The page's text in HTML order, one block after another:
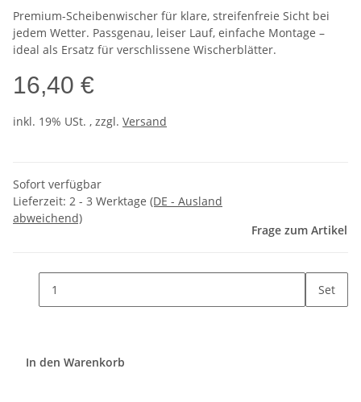
Premium-Scheibenwischer für klare, streifenfreie Sicht bei
jedem Wetter. Passgenau, leiser Lauf, einfache Montage –
ideal als Ersatz für verschlissene Wischerblätter.
16,40 €
inkl. 19% USt. , zzgl. Versand
Sofort verfügbar
Lieferzeit: 2 - 3 Werktage (DE - Ausland
abweichend)
Frage zum Artikel
Set
In den Warenkorb